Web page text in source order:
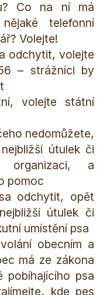
Co na ní má
telefonní
Volejte!
odchytit, volejte
– strážníci by
volejte státní
nedomůžete,
útulek či
organizaci, a
pomoc
odchytit, opět
útulek či
umístění psa
obecním a
má ze zákona
pobíhajícího psa
kde pes